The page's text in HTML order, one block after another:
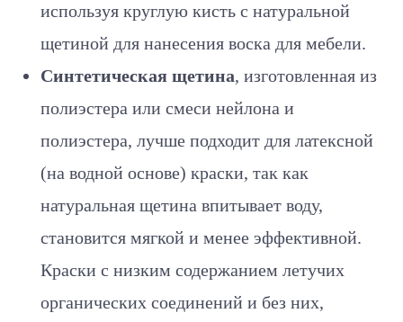
используя круглую кисть с натуральной
щетиной для нанесения воска для мебели.
Синтетическая щетина, изготовленная из
полиэстера или смеси нейлона и
полиэстера, лучше подходит для латексной
(на водной основе) краски, так как
натуральная щетина впитывает воду,
становится мягкой и менее эффективной.
Краски с низким содержанием летучих
органических соединений и без них,